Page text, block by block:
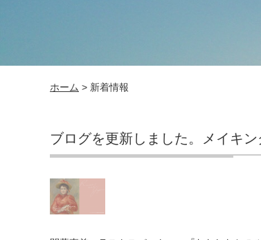
ホーム > 新着情報
ブログを更新しました。メイキ